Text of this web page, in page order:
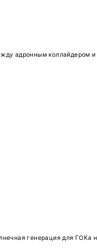
адронным коллайдером
генерация для ГОКа